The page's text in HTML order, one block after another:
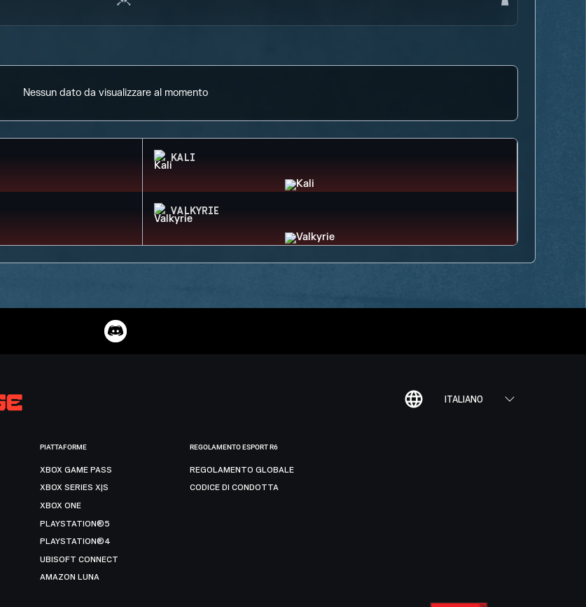
Nessun dato da visualizzare al momento
KALI
VALKYRIE
ITALIANO
PIATTAFORME
XBOX GAME PASS
XBOX SERIES X|S
XBOX ONE
PLAYSTATION®5
PLAYSTATION®4
UBISOFT CONNECT
AMAZON LUNA
REGOLAMENTO ESPORT R6
REGOLAMENTO GLOBALE
CODICE DI CONDOTTA